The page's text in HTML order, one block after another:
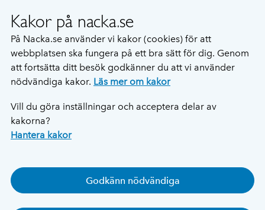
Kakor på nacka.se
På Nacka.se använder vi kakor (cookies) för att
webbplatsen ska fungera på ett bra sätt för dig. Genom
att fortsätta ditt besök godkänner du att vi använder
nödvändiga kakor. Läs mer om kakor
Vill du göra inställningar och acceptera delar av
kakorna?
Hantera kakor
Godkänn nödvändiga